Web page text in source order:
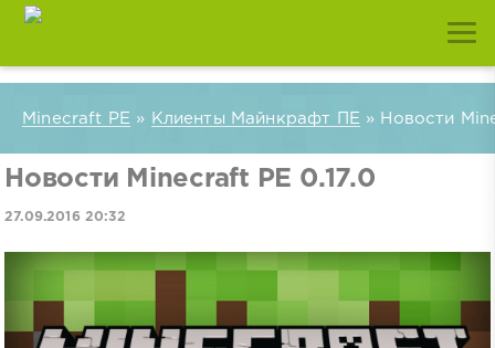
Minecraft PE » Клиенты Майнкрафт ПЕ » Новости
Новости Minecraft PE 0.17.0
27.09.2016 20:32